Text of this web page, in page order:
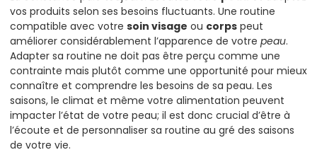
vos produits selon ses besoins fluctuants. Une routine
compatible avec votre soin visage ou corps peut
améliorer considérablement l’apparence de votre peau.
Adapter sa routine ne doit pas être perçu comme une
contrainte mais plutôt comme une opportunité pour mieux
connaître et comprendre les besoins de sa peau. Les
saisons, le climat et même votre alimentation peuvent
impacter l’état de votre peau; il est donc crucial d’être à
l’écoute et de personnaliser sa routine au gré des saisons
de votre vie.